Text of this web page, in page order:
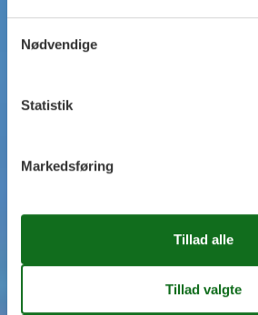
Nødvendige
Statistik
Markedsføring